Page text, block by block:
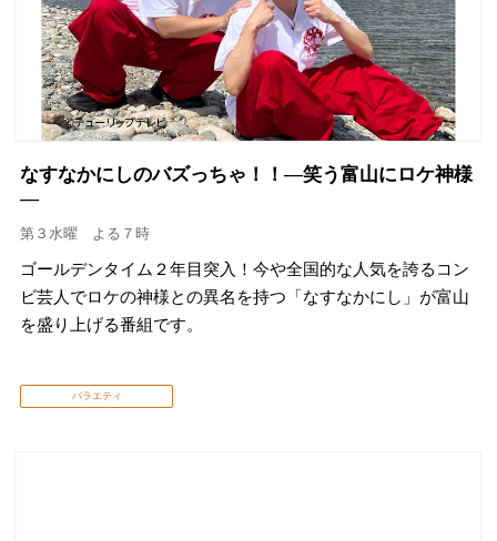
なすなかにしのバズっちゃ！！―笑う富山にロケ神様
―
第３水曜 よる７時
ゴールデンタイム２年目突入！今や全国的な人気を誇るコン
ビ芸人でロケの神様との異名を持つ「なすなかにし」が富山
を盛り上げる番組です。
バラエティ